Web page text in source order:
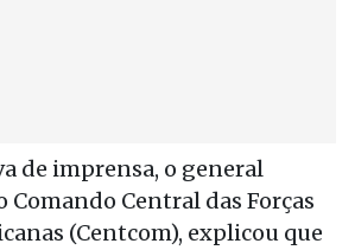
de imprensa, o general
Comando Central das Forças
(Centcom), explicou que